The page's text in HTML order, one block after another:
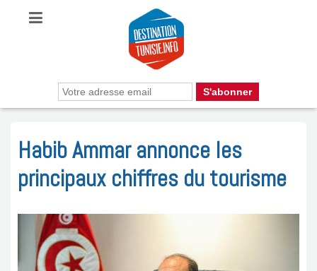
Habib Ammar annonce les
principaux chiffres du tourisme